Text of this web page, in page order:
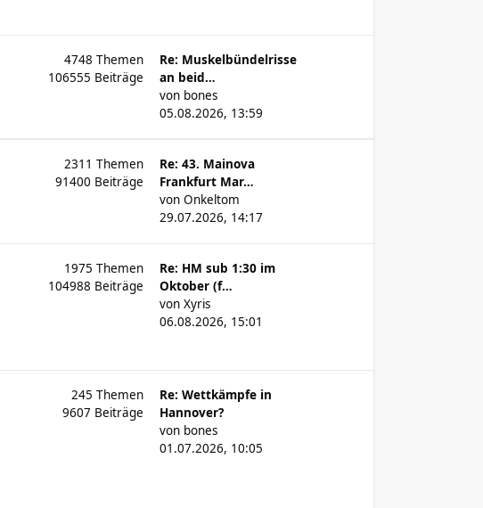
4748Themen
106555 Beiträge
Re: Muskelbündelrisse
an beid…
von bones
05.08.2026, 13:59
2311Themen
91400 Beiträge
Re: 43. Mainova
Frankfurt Mar…
vonOnkeltom
29.07.2026, 14:17
1975Themen
104988 Beiträge
Re: HM sub 1:30 im
Oktober (f…
vonXyris
06.08.2026, 15:01
245Themen
9607 Beiträge
Re: Wettkämpfe in
Hannover?
von bones
01.07.2026, 10:05